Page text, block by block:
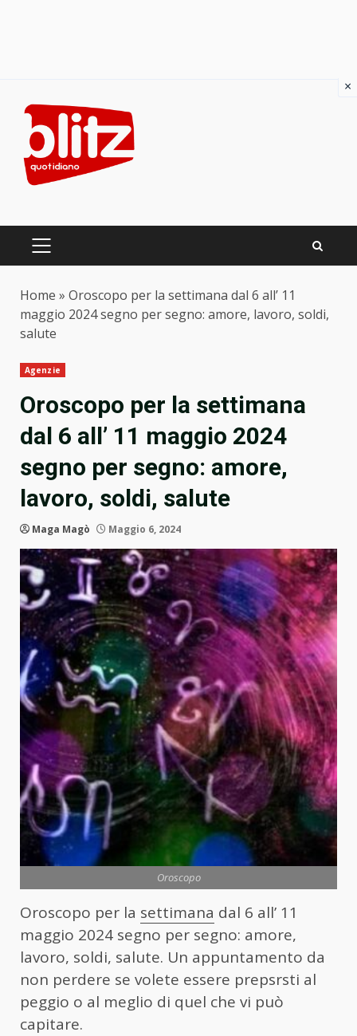
content
PRIMARY
Home » Oroscopo per la settimana dal 6 all’ 11
maggio 2024 segno per segno: amore, lavoro, soldi,
salute
Agenzie
Oroscopo per la settimana
dal 6 all’ 11 maggio 2024
segno per segno: amore,
lavoro, soldi, salute
Maga Magò Maggio 6, 2024
Oroscopo
Oroscopo per la settimana dal 6 all’ 11
maggio 2024 segno per segno: amore,
lavoro, soldi, salute. Un appuntamento da
non perdere se volete essere prepsrsti al
peggio o al meglio di quel che vi può
capitare.
×